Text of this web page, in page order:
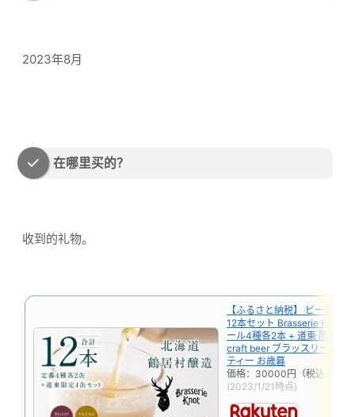
2023年8月
在哪里买的？
收到的礼物。
【ふるさと納税】 ビール 精
12本セット Brasserie Knot
ール4種各2本 + 道東 限定 ビ
craft beer ブラッスリーノッ
ティー お歳暮
価格：30000円（税込、送料
(2023/1/21時点)